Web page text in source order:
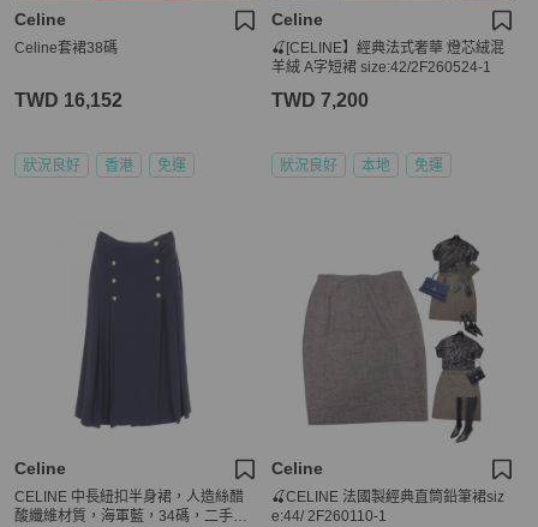
Celine
Celine套裙38碼
TWD 16,152
狀況良好 香港 免運
Celine
🍒[CELINE】經典法式奢華 燈芯絨混
羊絨 A字短裙 size:42/2F260524-1
TWD 7,200
狀況良好 本地 免運
Celine
CELINE 中長紐扣半身裙，人造絲醋
酸纖維材質，海軍藍，34碼，二手女
Celine
🍒CELINE 法國製經典直筒鉛筆裙siz
e:44/ 2F260110-1